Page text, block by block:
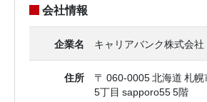
会社情報
企業名 キャリアバンク株式会社
住所
〒 060-0005 北海道 札
5丁目 sapporo55 5階